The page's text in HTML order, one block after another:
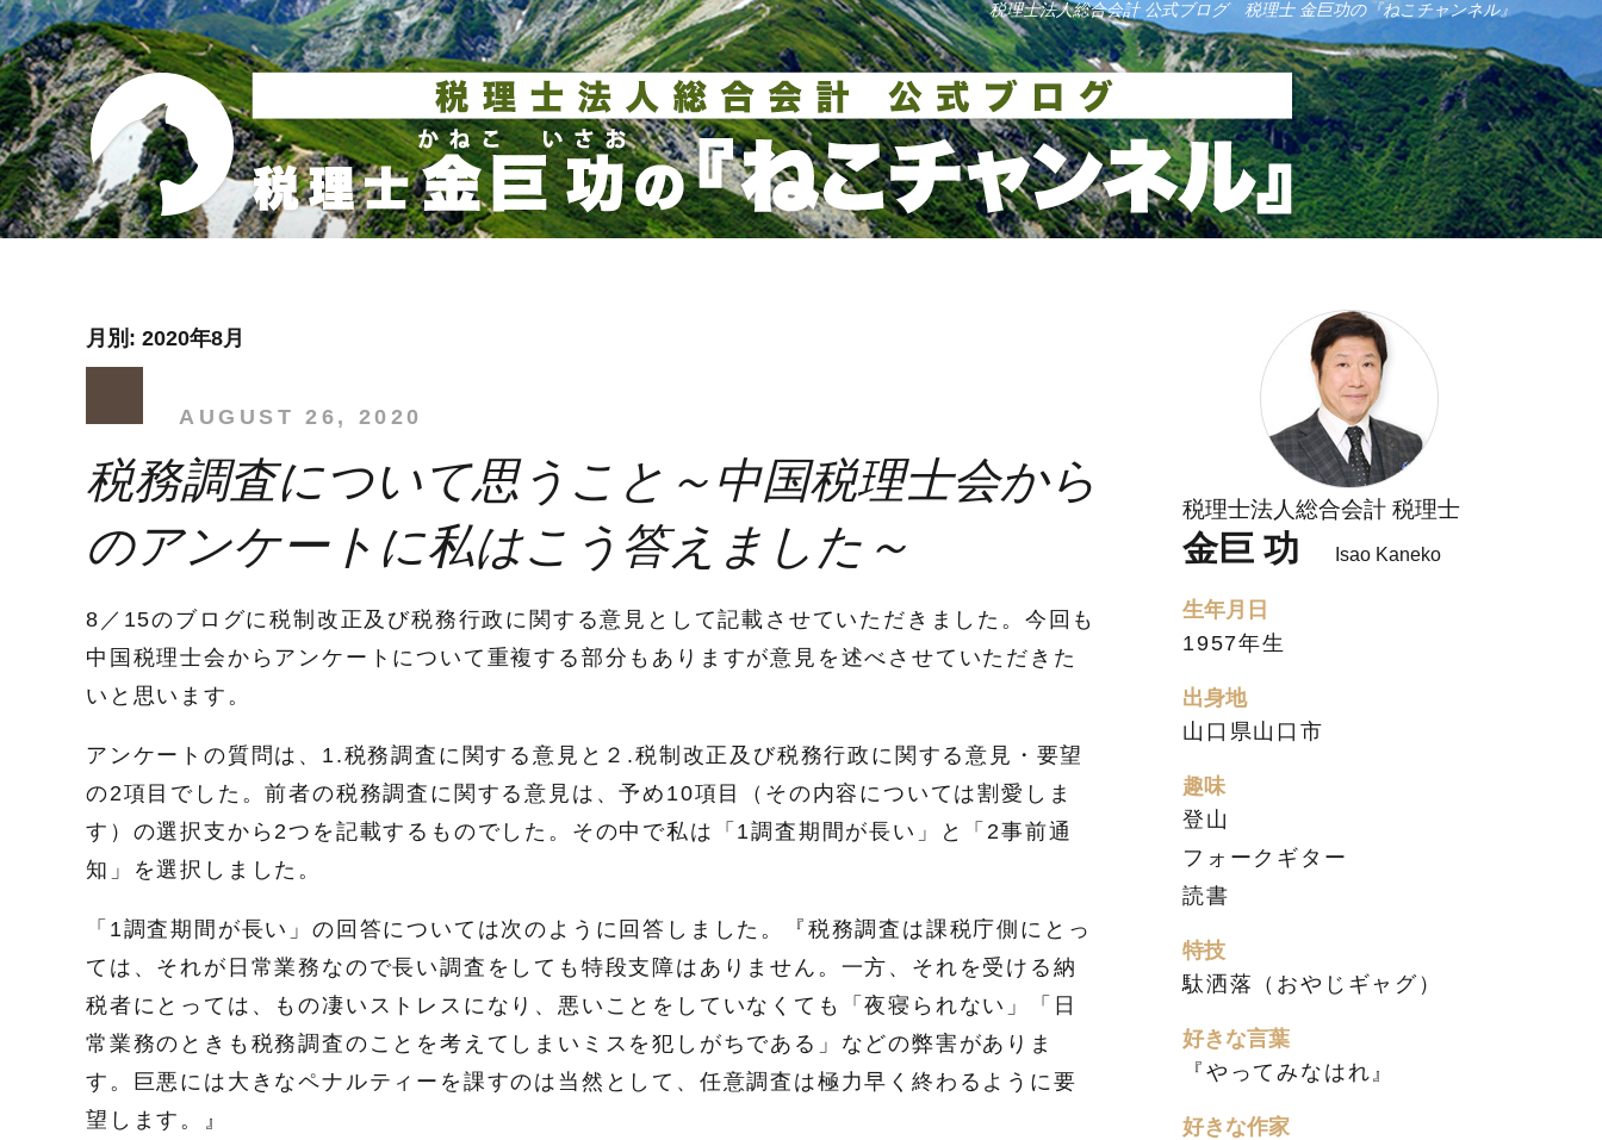
税理士法人総合会計 公式ブログ 税理士 金巨功の『ねこチャンネル』
月別: 2020年8月
AUGUST 26, 2020
税務調査について思うこと～中国税理士会から
のアンケートに私はこう答えました～
8／15のブログに税制改正及び税務行政に関する意見として記載させていただきました。今回も
中国税理士会からアンケートについて重複する部分もありますが意見を述べさせていただきた
いと思います。
アンケートの質問は、1.税務調査に関する意見と２.税制改正及び税務行政に関する意見・要望
の2項目でした。前者の税務調査に関する意見は、予め10項目（その内容については割愛しま
す）の選択支から2つを記載するものでした。その中で私は「1調査期間が長い」と「2事前通
知」を選択しました。
「1調査期間が長い」の回答については次のように回答しました。『税務調査は課税庁側にとっ
ては、それが日常業務なので長い調査をしても特段支障はありません。一方、それを受ける納
税者にとっては、もの凄いストレスになり、悪いことをしていなくても「夜寝られない」「日
常業務のときも税務調査のことを考えてしまいミスを犯しがちである」などの弊害がありま
す。巨悪には大きなペナルティーを課すのは当然として、任意調査は極力早く終わるように要
望します。』
税理士法人総合会計 税理士
金巨 功 Isao Kaneko
生年月日
1957年生
出身地
山口県山口市
趣味
登山
フォークギター
読書
特技
駄洒落（おやじギャグ）
好きな言葉
『やってみなはれ』
好きな作家